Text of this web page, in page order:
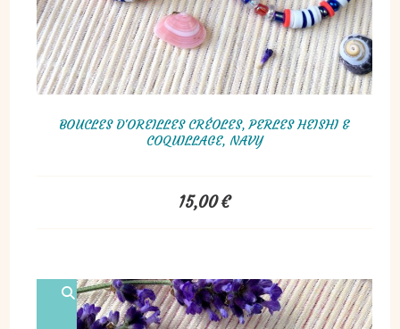
BOUCLES D'OREILLES CRÉOLES, PERLES HEISHI &
COQUILLAGE, NAVY
15,00€